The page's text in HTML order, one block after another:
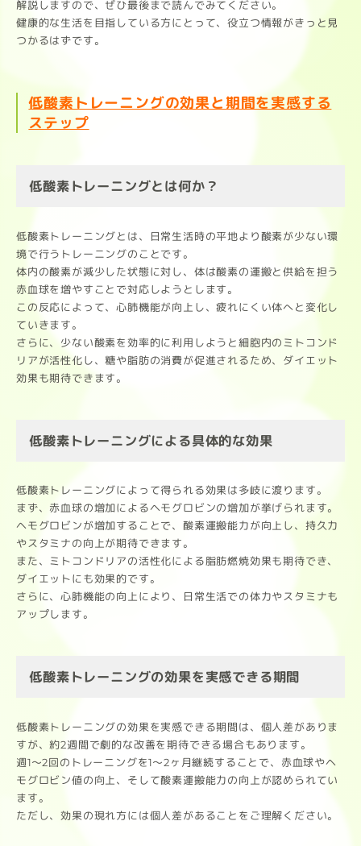
解説しますので、ぜひ最後まで読んでみてください。
健康的な生活を目指している方にとって、役立つ情報がきっと見
つかるはずです。
低酸素トレーニングの効果と期間を実感する
ステップ
低酸素トレーニングとは何か？
低酸素トレーニングとは、日常生活時の平地より酸素が少ない環
境で行うトレーニングのことです。
体内の酸素が減少した状態に対し、体は酸素の運搬と供給を担う
赤血球を増やすことで対応しようとします。
この反応によって、心肺機能が向上し、疲れにくい体へと変化し
ていきます。
さらに、少ない酸素を効率的に利用しようと細胞内のミトコンド
リアが活性化し、糖や脂肪の消費が促進されるため、ダイエット
効果も期待できます。
低酸素トレーニングによる具体的な効果
低酸素トレーニングによって得られる効果は多岐に渡ります。
まず、赤血球の増加によるヘモグロビンの増加が挙げられます。
ヘモグロビンが増加することで、酸素運搬能力が向上し、持久力
やスタミナの向上が期待できます。
また、ミトコンドリアの活性化による脂肪燃焼効果も期待でき、
ダイエットにも効果的です。
さらに、心肺機能の向上により、日常生活での体力やスタミナも
アップします。
低酸素トレーニングの効果を実感できる期間
低酸素トレーニングの効果を実感できる期間は、個人差がありま
すが、約2週間で劇的な改善を期待できる場合もあります。
週1～2回のトレーニングを1～2ヶ月継続することで、赤血球やヘ
モグロビン値の向上、そして酸素運搬能力の向上が認められてい
ます。
ただし、効果の現れ方には個人差があることをご理解ください。